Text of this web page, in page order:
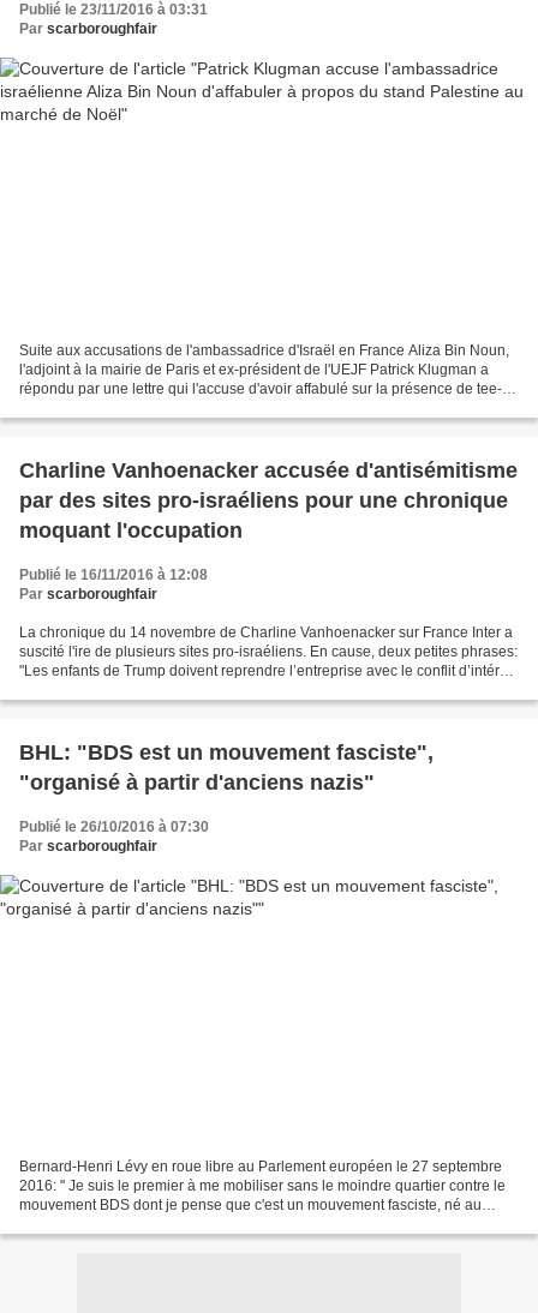
Publié le 23/11/2016 à 03:31
Par scarboroughfair
Suite aux accusations de l'ambassadrice d'Israël en France Aliza Bin Noun,
l'adjoint à la mairie de Paris et ex-président de l'UEJF Patrick Klugman a
répondu par une lettre qui l'accuse d'avoir affabulé sur la présence de tee-
Charline Vanhoenacker accusée d'antisémitisme
par des sites pro-israéliens pour une chronique
moquant l'occupation
Publié le 16/11/2016 à 12:08
Par scarboroughfair
La chronique du 14 novembre de Charline Vanhoenacker sur France Inter a
suscité l'ire de plusieurs sites pro-israéliens. En cause, deux petites phrases:
"Les enfants de Trump doivent reprendre l’entreprise avec le conflit d’intérêt,
BHL: "BDS est un mouvement fasciste",
"organisé à partir d'anciens nazis"
Publié le 26/10/2016 à 07:30
Par scarboroughfair
Bernard-Henri Lévy en roue libre au Parlement européen le 27 septembre
2016: " Je suis le premier à me mobiliser sans le moindre quartier contre le
mouvement BDS dont je pense que c'est un mouvement fasciste, né au